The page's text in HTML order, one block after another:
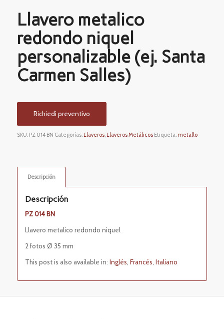
Llavero metalico
redondo niquel
personalizable (ej. Santa
Carmen Salles)
Richiedi preventivo
SKU: PZ 014 BN Categorías: Llaveros, Llaveros Metálicos Etiqueta: metallo
Descripción
Descripción
PZ 014 BN
Llavero metalico redondo niquel
2 fotos Ø 35 mm
This post is also available in: Inglés Francés Italiano